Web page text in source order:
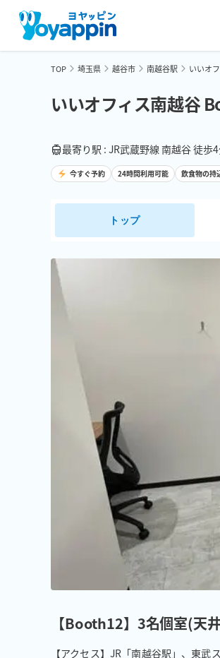
TOP 埼玉県 越谷市 南越谷駅 いいオ
いいオフィス南越谷
最寄り駅 : JR武蔵野線 南越谷 徒歩
今すぐ予約 24時間利用可能 飲食物の持
トップ
【Booth12】3名個室(天
【アクセス】JR「南越谷駅」、東武